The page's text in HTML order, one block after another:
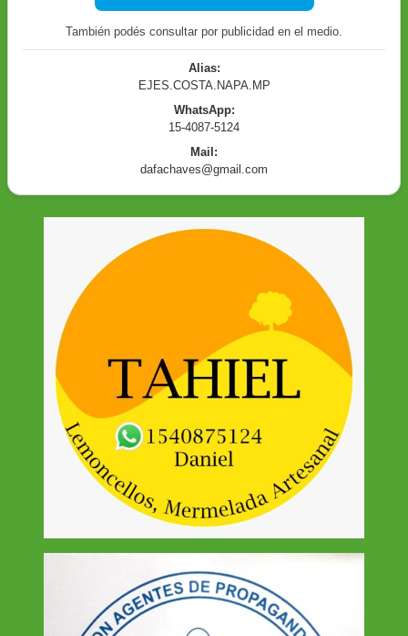
También podés consultar por publicidad en el medio.
Alias:
EJES.COSTA.NAPA.MP
WhatsApp:
15-4087-5124
Mail:
dafachaves@gmail.com